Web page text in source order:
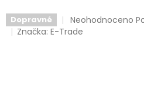
Dopravné
Průměrné
hodnocení
Neohodnoceno
Značka:E-Trade